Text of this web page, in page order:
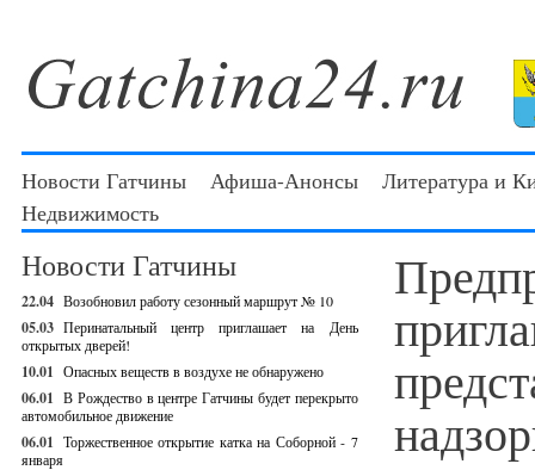
Новости Гатчины Афиша-Анонсы
Литература и
Недвижимость
Новости Гатчины
22.04 Возобновил работу сезонный маршрут № 10
05.03 Перинатальный центр приглашает на День
открытых дверей!
10.01 Опасных веществ в воздухе не обнаружено
06.01 В Рождество в центре Гатчины будет перекрыто
автомобильное движение
06.01 Торжественное открытие катка на Соборной - 7
января